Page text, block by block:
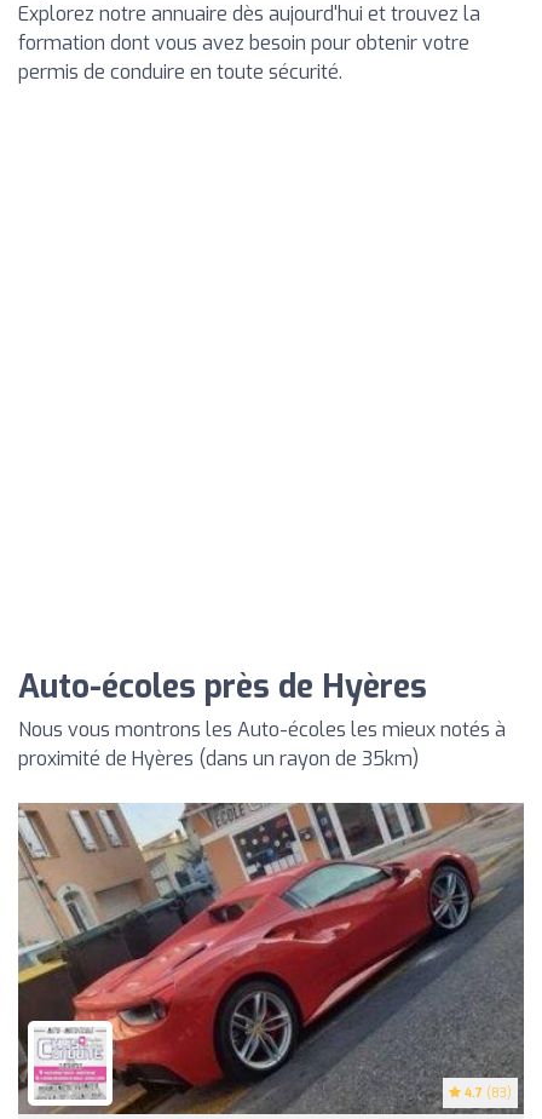
Explorez notre annuaire dès aujourd'hui et trouvez la
formation dont vous avez besoin pour obtenir votre
permis de conduire en toute sécurité.
Auto-écoles près de Hyères
Nous vous montrons les Auto-écoles les mieux notés à
proximité de Hyères (dans un rayon de 35km)
4.7 (83)